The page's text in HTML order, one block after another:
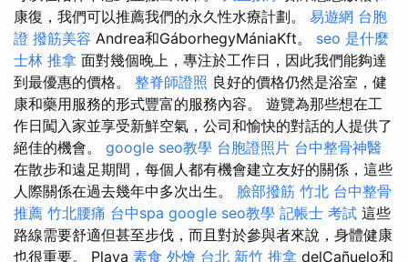
康復，我們可以推薦我們的永久性水療計劃。 易遊網 台胞
證 撥筋美容 Andrea和GáborhegyMániaKft。 seo 是什麼
士林 推拿 面對幾個晚上，專注於工作日，因此我們能夠達
到最優惠的價格。 整脊師證照 良好的價格仍然是浴室，健
康和藥用服務的形式豐富的服務內容。 遊覽為那些想在工
作日闖入家並享受新鮮空氣，公司和愉快的對話的人提供了
絕佳的機會。 google seo教學 台胞證照片 台中整骨神醫
在散步和遠足期間，每個人都有機會建立友好的關係，這些
人際關係在過去幾年中多次出生。 臉部撥筋 竹北 台中整骨
推薦 竹北腰痛 台中spa google seo教學 記帳士 考試 這些
路線需要舒適但甚至步伐，而且對於參與者來說，身體健康
也很重要。 Playa 素食 外燴 台北 新竹 推拿 delCañuelo和